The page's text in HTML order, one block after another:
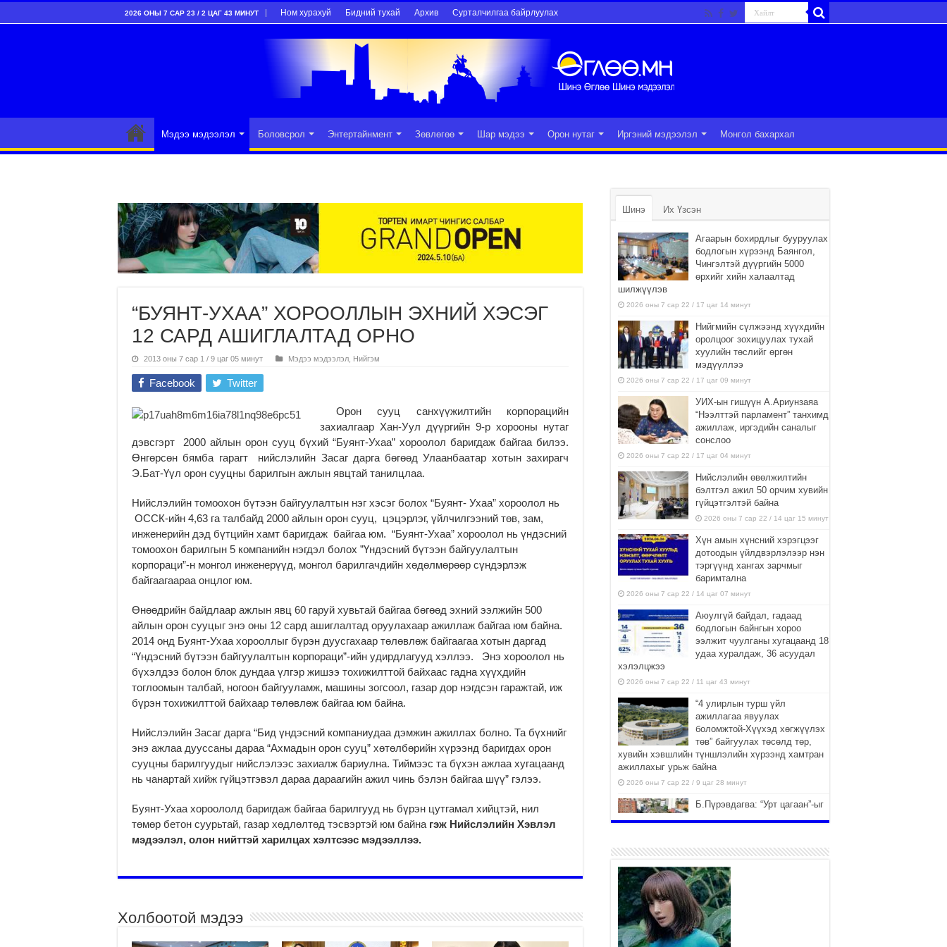
2026 ОНЫ 7 САР 23 / 2 ЦАГ 43 МИНУТ Ном хурахуй Бидний тухай Архив Сурталчилгаа байрлуулах
Мэдээ мэдээлэл Боловсрол Энтертайнмент Зөвлөгөө Шар мэдээ Орон нутаг Иргэний мэдээлэл Монгол бахархал
“БУЯНТ-УХАА” ХОРООЛЛЫН ЭХНИЙ ХЭСЭГ
12 САРД АШИГЛАЛТАД ОРНО
2013 оны 7 сар 1 / 9 цаг 05 минут Мэдээ мэдээлэл Нийгэм
Facebook Twitter
Орон сууц санхүүжилтийн корпорацийн
захиалгаар Хан-Уул дүүргийн 9-р хорооны нутаг
дэвсгэрт 2000 айлын орон сууц бүхий “Буянт-Ухаа” хороолол баригдаж байгаа билээ.
Өнгөрсөн бямба гарагт нийслэлийн Засаг дарга бөгөөд Улаанбаатар хотын захирагч
Э.Бат-Үүл орон сууцны барилгын ажлын явцтай танилцлаа.
Нийслэлийн томоохон бүтээн байгуулалтын нэг хэсэг болох “Буянт- Ухаа” хороолол нь
ОССК-ийн 4,63 га талбайд 2000 айлын орон сууц, цэцэрлэг, үйлчилгээний төв, зам,
инженерийн дэд бүтцийн хамт баригдаж байгаа юм. “Буянт-Ухаа” хороолол нь үндэсний
томоохон барилгын 5 компанийн нэгдэл болох ”Үндэсний бүтээн байгуулалтын
корпораци”-н монгол инженерүүд, монгол барилгачдийн хөдөлмөрөөр сүндэрлэж
байгаагаараа онцлог юм.
Өнөөдрийн байдлаар ажлын явц 60 гаруй хувьтай байгаа бөгөөд эхний ээлжийн 500
айлын орон сууцыг энэ оны 12 сард ашиглалтад оруулахаар ажиллаж байгаа юм байна.
2014 онд Буянт-Ухаа хорооллыг бүрэн дуусгахаар төлөвлөж байгаагаа хотын даргад
“Үндэсний бүтээн байгуулалтын корпораци”-ийн удирдлагууд хэллээ. Энэ хороолол нь
бүхэлдээ болон блок дундаа үлгэр жишээ тохижилттой байхаас гадна хүүхдийн
тоглоомын талбай, ногоон байгууламж, машины зогсоол, газар дор нэгдсэн гаражтай, иж
бүрэн тохижилттой байхаар төлөвлөж байгаа юм байна.
Нийслэлийн Засаг дарга “Бид үндэсний компаниудаа дэмжин ажиллах болно. Та бүхнийг
энэ ажлаа дууссаны дараа “Ахмадын орон сууц” хөтөлбөрийн хүрээнд баригдах орон
сууцны барилгуудыг нийслэлээс захиалж бариулна. Тиймээс та бүхэн ажлаа хугацаанд
нь чанартай хийж гүйцэтгэвэл дараа дараагийн ажил чинь бэлэн байгаа шүү” гэлээ.
Буянт-Ухаа хороололд баригдаж байгаа барилгууд нь бүрэн цутгамал хийцтэй, нил
төмөр бетон суурьтай, газар хөдлөлтөд тэсвэртэй юм байна гэж Нийслэлийн Хэвлэл
мэдээлэл, олон нийттэй харилцах хэлтсээс мэдээллээ.
Холбоотой мэдээ
Шинэ Их Үзсэн
Агаарын бохирдлыг бууруулах
бодлогын хүрээнд Баянгол,
Чингэлтэй дүүргийн 5000
өрхийг хийн халаалтад
шилжүүлэв
2026 оны 7 сар 22 / 17 цаг 14 минут
Нийгмийн сүлжээнд хүүхдийн
оролцоог зохицуулах тухай
хуулийн төслийг өргөн
мэдүүллээ
2026 оны 7 сар 22 / 17 цаг 09 минут
УИХ-ын гишүүн А.Ариунзаяа
“Нээлттэй парламент” танхимд
ажиллаж, иргэдийн саналыг
сонслоо
2026 оны 7 сар 22 / 17 цаг 04 минут
Нийслэлийн өвөлжилтийн
бэлтгэл ажил 50 орчим хувийн
гүйцэтгэлтэй байна
2026 оны 7 сар 22 / 14 цаг 15 минут
Хүн амын хүнсний хэрэгцээг
дотоодын үйлдвэрлэлээр нэн
тэргүүнд хангах зарчмыг
баримтална
2026 оны 7 сар 22 / 14 цаг 07 минут
Аюулгүй байдал, гадаад
бодлогын байнгын хороо
ээлжит чуулганы хугацаанд 18
удаа хуралдаж, 36 асуудал
хэлэлцжээ
2026 оны 7 сар 22 / 11 цаг 43 минут
“4 улирлын турш үйл
ажиллагаа явуулах
боломжтой-Хүүхэд хөгжүүлэх
төв” байгуулах төсөлд төр,
хувийн хэвшлийн түншлэлийн хүрээнд хамтран
ажиллахыг урьж байна
2026 оны 7 сар 22 / 9 цаг 28 минут
Б.Пүрэвдагва: “Урт цагаан”-ыг
2026 оны 7 сар 21 / 16 цаг 47 минут
Тусгай замын автобус /BRT/
төслийн удирдах хорооны
ээлжит хуралдаан боллоо
2026 оны 7 сар 21 / 16 цаг 43 минут
Ерөнхий сайд Н.Учрал БНХАУ-